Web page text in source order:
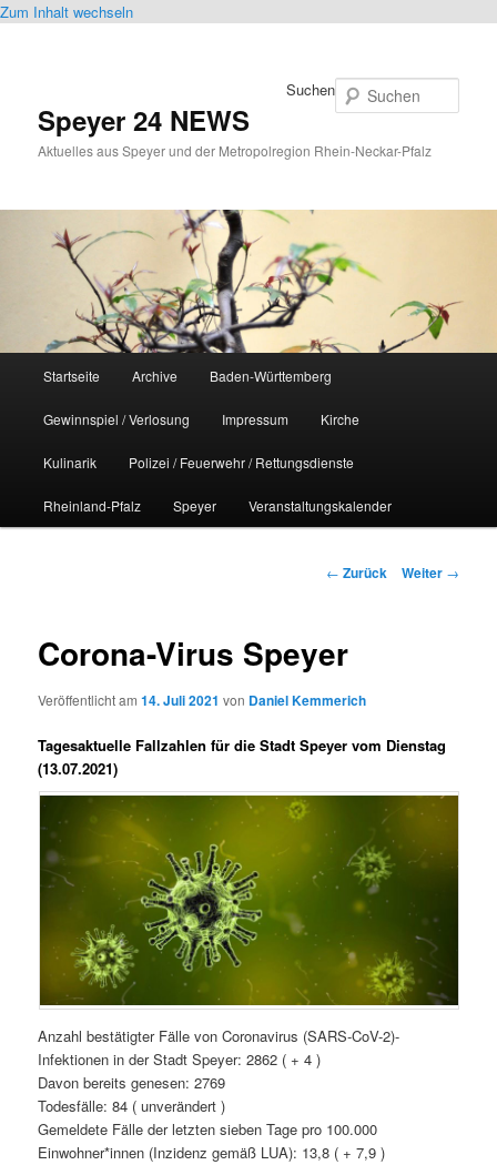
Zum Inhalt wechseln
Speyer 24 NEWS
Aktuelles aus Speyer und der Metropolregion Rhein-Neckar-Pfalz
Suchen
Startseite Archive Baden-Württemberg
Gewinnspiel / Verlosung Impressum Kirche
Kulinarik Polizei / Feuerwehr / Rettungsdienste
Rheinland-Pfalz Speyer Veranstaltungskalender
Beitrags-
← Zurück Weiter →
Corona-Virus Speyer
Veröffentlicht am14. Juli 2021 von Daniel Kemmerich
Tagesaktuelle Fallzahlen für die Stadt Speyer vom Dienstag
(13.07.2021)
Anzahl bestätigter Fälle von Coronavirus (SARS-CoV-2)-
Infektionen in der Stadt Speyer: 2862 ( + 4 )
Davon bereits genesen: 2769
Todesfälle: 84 ( unverändert )
Gemeldete Fälle der letzten sieben Tage pro 100.000
Einwohner*innen (Inzidenz gemäß LUA): 13,8 ( + 7,9 )